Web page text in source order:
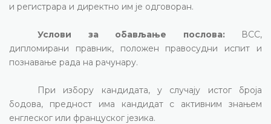
и регистрара и директно им је одговоран.
Услови за обављање послова:ВСС,
дипломирани правник, положен правосудни испит и
познавање рада на рачунару.
При избору кандидата, у случају истог броја
бодова, предност има кандидат с активним знањем
енглеског или француског језика.